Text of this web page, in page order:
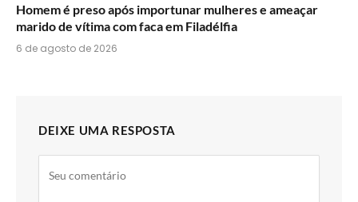
Homem é preso após importunar mulheres e ameaçar
marido de vítima com faca em Filadélfia
6 de agosto de 2026
DEIXE UMA RESPOSTA